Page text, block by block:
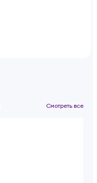
Смотреть все